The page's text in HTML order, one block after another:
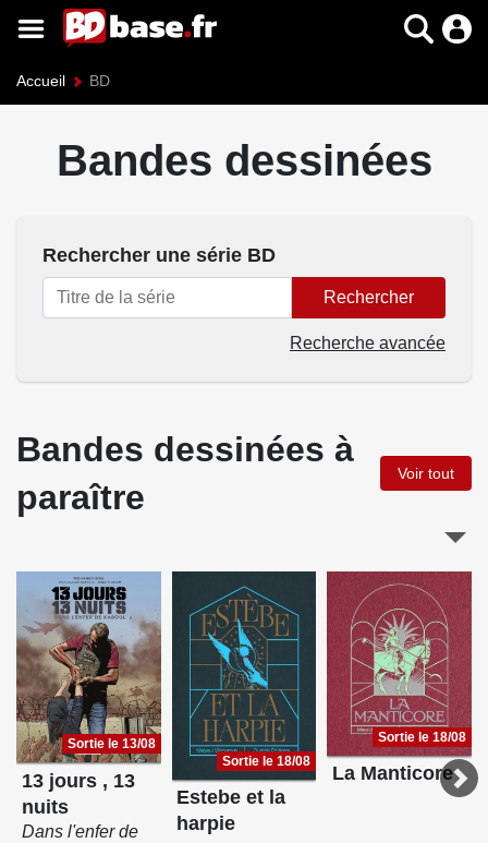
Accueil BD
Bandes dessinées
Rechercher une série BD
Rechercher
Recherche avancée
Bandes dessinées à
paraître
Voir tout
Sortie le 13/08
13 jours , 13
nuits
Dans l'enfer de
Sortie le 18/08
Estebe et la
harpie
Sortie le 18/08
La Manticore